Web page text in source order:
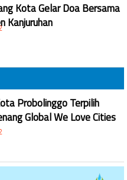
Kota Gelar Doa Bersama
Kanjuruhan
Probolinggo Terpilih
Global We Love Cities